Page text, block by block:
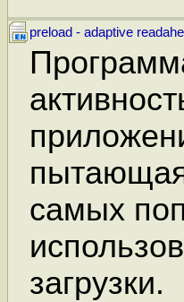
preload - adaptive
самых
загрузки.